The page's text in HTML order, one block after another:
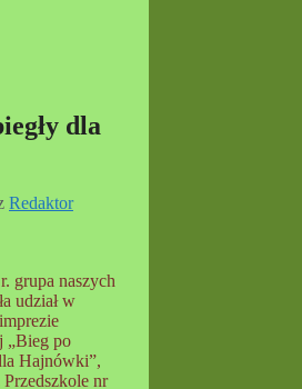
dla
Redaktor
grupa naszych
udział w
„Bieg po
Hajnówki”,
nr